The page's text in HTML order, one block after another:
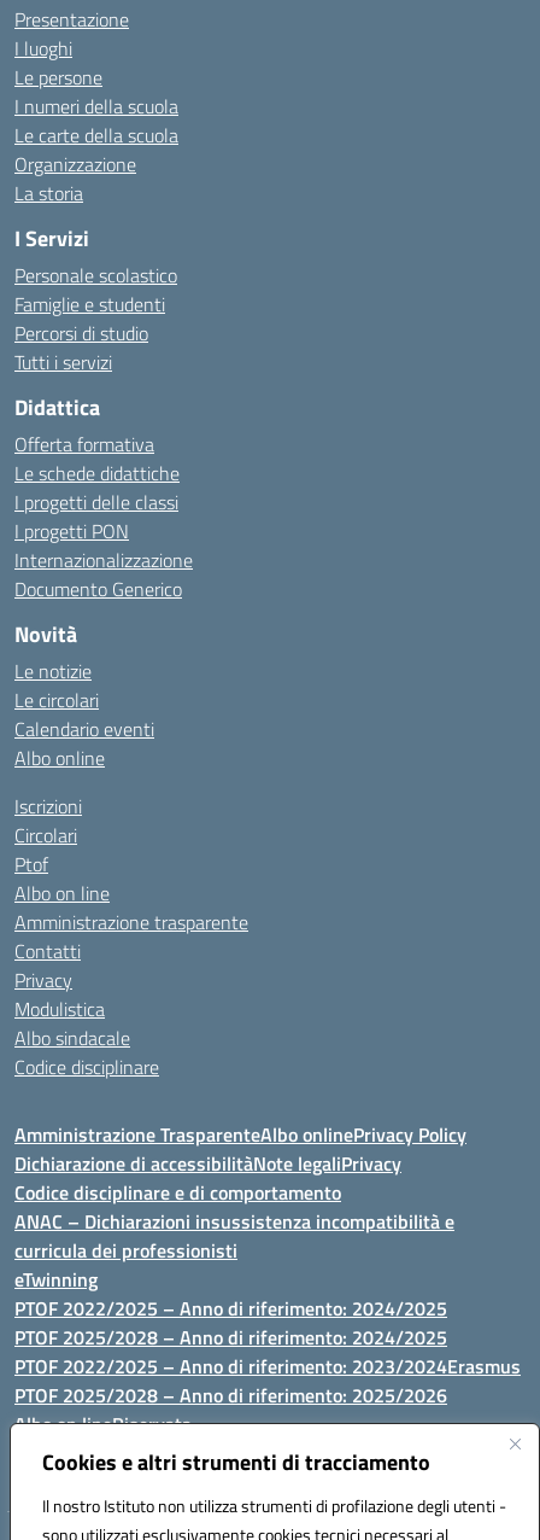
Cookies e altri strumenti di tracciamento
Il nostro Istituto non utilizza strumenti di profilazione degli utenti -
sono utilizzati esclusivamente cookies tecnici necessari al
Presentazione
I luoghi
Le persone
I numeri della scuola
Le carte della scuola
Organizzazione
La storia
I Servizi
Personale scolastico
Famiglie e studenti
Percorsi di studio
Tutti i servizi
Didattica
Offerta formativa
Le schede didattiche
I progetti delle classi
I progetti PON
Internazionalizzazione
Documento Generico
Novità
Le notizie
Le circolari
Calendario eventi
Albo online
Iscrizioni
Circolari
Ptof
Albo on line
Amministrazione trasparente
Contatti
Privacy
Modulistica
Albo sindacale
Codice disciplinare
Amministrazione TrasparenteAlbo onlinePrivacy Policy
Dichiarazione di accessibilitàNote legaliPrivacy
Codice disciplinare e di comportamento
ANAC – Dichiarazioni insussistenza incompatibilità e
curricula dei professionisti
eTwinning
PTOF 2022/2025 – Anno di riferimento: 2024/2025
PTOF 2025/2028 – Anno di riferimento: 2024/2025
PTOF 2022/2025 – Anno di riferimento: 2023/2024Erasmus
PTOF 2025/2028 – Anno di riferimento: 2025/2026
Albo on lineRiservata
P.N. Dotazione di attrezzature per le palestre